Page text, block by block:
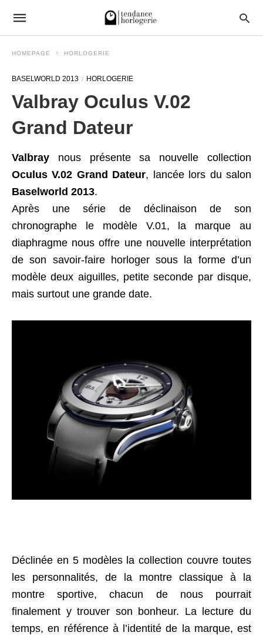
HOMEPAGE HORLOGERIE
BASELWORLD 2013 HORLOGERIE
Valbray Oculus V.02
Grand Dateur
Valbray nous présente sa nouvelle collection
Oculus V.02 Grand Dateur, lancée lors du salon
Baselworld 2013.
Après une série de déclinaison de son
chronographe le modèle V.01, la marque au
diaphragme nous offre une nouvelle interprétation
de son savoir-faire horloger sous la forme d’un
modèle deux aiguilles, petite seconde par disque,
mais surtout une grande date.
Déclinée en 5 modèles la collection couvre toutes
les personnalités, de la montre classique à la
montre sportive, chacun de nous pourrait
finalement y trouver son bonheur. La lecture du
temps, en référence à l’identité de la marque, est